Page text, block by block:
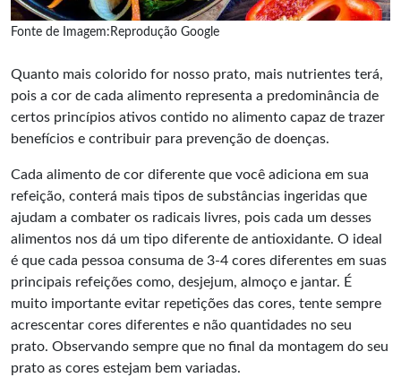
Fonte de Imagem:Reprodução Google
Quanto mais colorido for nosso prato, mais nutrientes terá,
pois a cor de cada alimento representa a predominância de
certos princípios ativos contido no alimento capaz de trazer
benefícios e contribuir para prevenção de doenças.
Cada alimento de cor diferente que você adiciona em sua
refeição, conterá mais tipos de substâncias ingeridas que
ajudam a combater os radicais livres, pois cada um desses
alimentos nos dá um tipo diferente de antioxidante. O ideal
é que cada pessoa consuma de 3-4 cores diferentes em suas
principais refeições como, desjejum, almoço e jantar. É
muito importante evitar repetições das cores, tente sempre
acrescentar cores diferentes e não quantidades no seu
prato. Observando sempre que no final da montagem do seu
prato as cores estejam bem variadas.